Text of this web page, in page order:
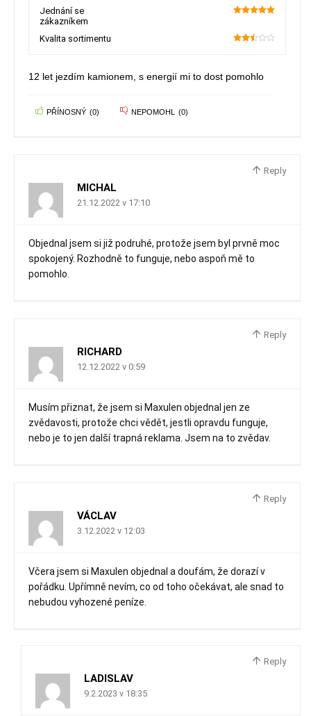
Jednání se
zákazníkem
Kvalita sortimentu
12 let jezdím kamionem, s energií mi to dost pomohlo
PŘÍNOSNÝ (0) NEPOMOHL (0)
Reply
MICHAL
21.12.2022 v 17:10
Objednal jsem si již podruhé, protože jsem byl prvně moc
spokojený. Rozhodně to funguje, nebo aspoň mě to
pomohlo.
Reply
RICHARD
12.12.2022 v 0:59
Musím přiznat, že jsem si Maxulen objednal jen ze
zvědavosti, protože chci vědět, jestli opravdu funguje,
nebo je to jen další trapná reklama. Jsem na to zvědav.
Reply
VÁCLAV
3.12.2022 v 12:03
Včera jsem si Maxulen objednal a doufám, že dorazí v
pořádku. Upřímně nevím, co od toho očekávat, ale snad to
nebudou vyhozené peníze.
Reply
LADISLAV
9.2.2023 v 18:35